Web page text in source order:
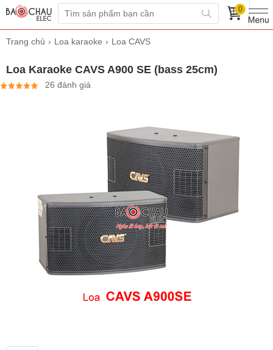
0
Trang chủ Loa karaoke Loa CAVS
Loa Karaoke CAVS A900 SE (bass 25cm)
26 đánh giá